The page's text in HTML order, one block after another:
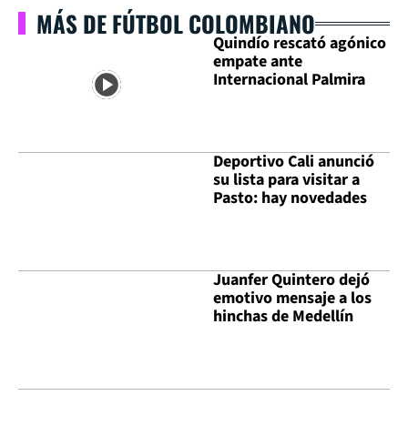
MÁS DE FÚTBOL COLOMBIANO
Quindío rescató agónico
empate ante
Internacional Palmira
Deportivo Cali anunció
su lista para visitar a
Pasto: hay novedades
Juanfer Quintero dejó
emotivo mensaje a los
hinchas de Medellín